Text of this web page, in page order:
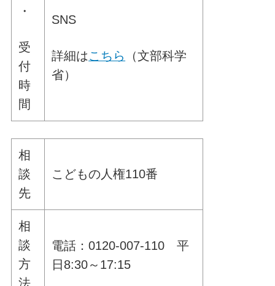
・
受
付
時
間
SNS
詳細はこちら
（文部科学
省）
相
談
先
こどもの人権110番
相
談
方
法
電話：0120-007-110 平
日8:30～17:15